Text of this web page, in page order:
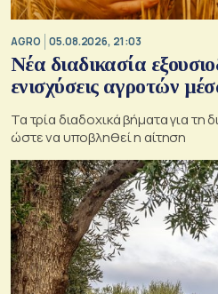
AGRO 05.08.2026, 21:03
Νέα διαδικασία
ενισχύσεις αγροτών
Τα τρία διαδοχικά βήματα για τη
ώστε να υποβληθεί η αίτηση